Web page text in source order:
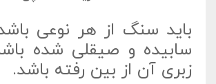
باید سنگ از هر نوعی
سابیده و صیقلی شده
زبری آن از بین رفته باشد.